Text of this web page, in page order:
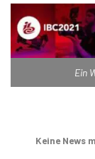
Ein
Keine News